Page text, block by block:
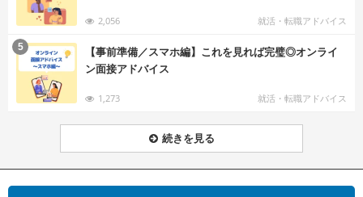
2,056 就活・転職アドバイス
【事前準備／スマホ編】これを見れば完璧◎オンライ
ン面接アドバイス
1,273 就活・転職アドバイス
5
続きを見る